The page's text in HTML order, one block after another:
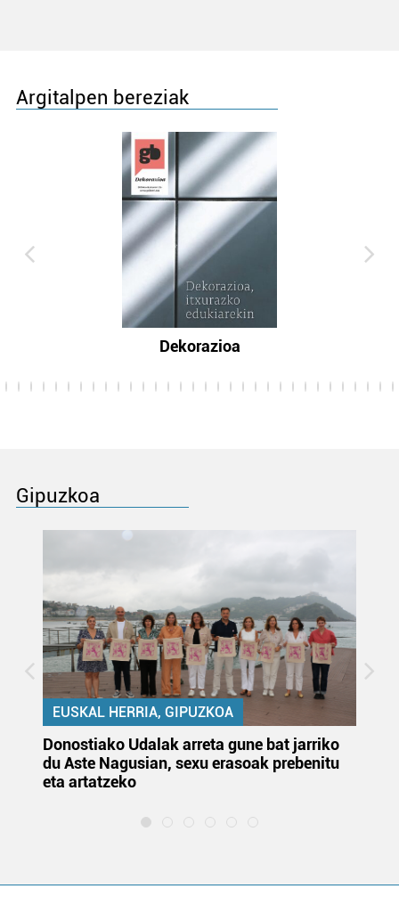
Argitalpen bereziak
Dekorazioa
Gipuzkoa
EUSKAL HERRIA, GIPUZKOA
Donostiako Udalak arreta gune bat jarriko
du Aste Nagusian, sexu erasoak prebenitu
eta artatzeko